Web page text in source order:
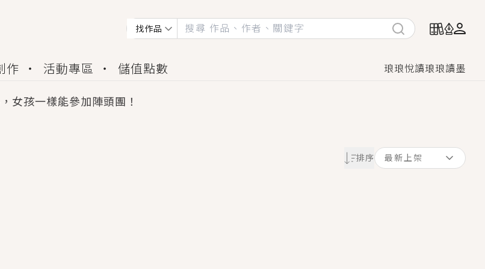
找作品
作 活動專區 儲值點數 琅琅悅讀琅琅讀墨
女孩一樣能參加陣頭團！
資源、專屬服務與獨享福利！
？》追妻火葬場！前夫失憶移情別戀，她頭也不回找新歡，他居然還後悔了？
氣、互相愛慕的兩位少女，今夏最推純愛GL漫畫！
法抗拒的吸引力，已中毒Σ>―(〃°ω°〃)♡→
但現實中買下的竟是屬於他的停屍櫃？！
法改變的永恆， 他的一生將不由自主追逐著她……
排序 最新上架